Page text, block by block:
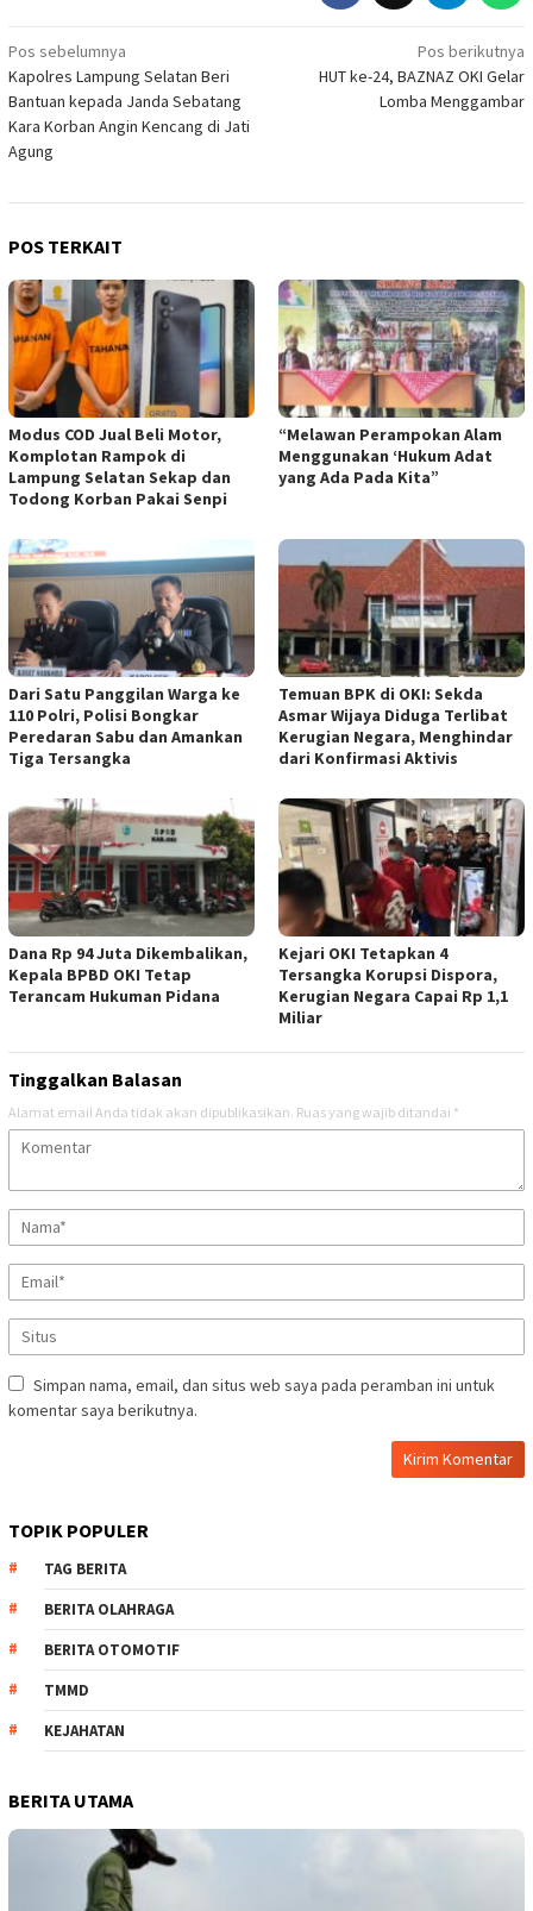
Navigasi
pos
Pos sebelumnya
Kapolres Lampung Selatan Beri
Bantuan kepada Janda Sebatang
Kara Korban Angin Kencang di Jati
Agung
Pos berikutnya
HUT ke-24, BAZNAZ OKI Gelar
Lomba Menggambar
POS TERKAIT
Modus COD Jual Beli Motor,
Komplotan Rampok di
Lampung Selatan Sekap dan
Todong Korban Pakai Senpi
“Melawan Perampokan Alam
Menggunakan ‘Hukum Adat
yang Ada Pada Kita”
Dari Satu Panggilan Warga ke
110 Polri, Polisi Bongkar
Peredaran Sabu dan Amankan
Tiga Tersangka
Temuan BPK di OKI: Sekda
Asmar Wijaya Diduga Terlibat
Kerugian Negara, Menghindar
dari Konfirmasi Aktivis
Dana Rp 94 Juta Dikembalikan,
Kepala BPBD OKI Tetap
Terancam Hukuman Pidana
Kejari OKI Tetapkan 4
Tersangka Korupsi Dispora,
Kerugian Negara Capai Rp 1,1
Miliar
Tinggalkan Balasan
Alamat email Anda tidak akan dipublikasikan. Ruas yang wajib ditandai *
Simpan nama, email, dan situs web saya pada peramban ini untuk
komentar saya berikutnya.
TOPIK POPULER
TAG BERITA
BERITA OLAHRAGA
BERITA OTOMOTIF
TMMD
KEJAHATAN
BERITA UTAMA